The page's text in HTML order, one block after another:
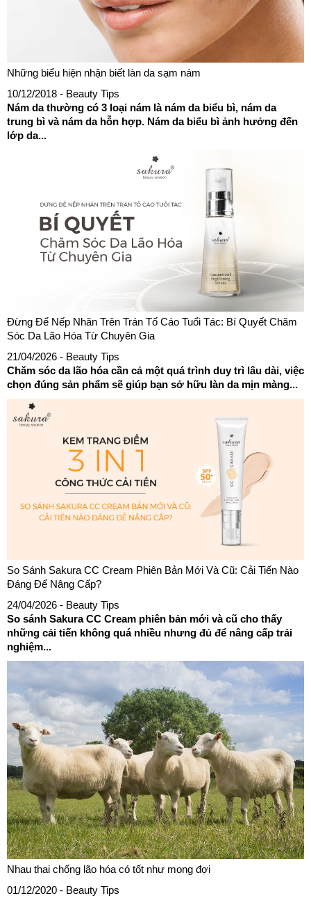
Những biểu hiện nhận biết làn da sạm nám
10/12/2018 - Beauty Tips
Nám da thường có 3 loại nám là nám da biểu bì, nám da
trung bì và nám da hỗn hợp. Nám da biểu bì ảnh hưởng đến
lớp da...
Đừng Để Nếp Nhăn Trên Trán Tố Cáo Tuổi Tác: Bí Quyết Chăm
Sóc Da Lão Hóa Từ Chuyên Gia
21/04/2026 - Beauty Tips
Chăm sóc da lão hóa cần cả một quá trình duy trì lâu dài, việc
chọn đúng sản phẩm sẽ giúp bạn sở hữu làn da mịn màng...
So Sánh Sakura CC Cream Phiên Bản Mới Và Cũ: Cải Tiến Nào
Đáng Để Nâng Cấp?
24/04/2026 - Beauty Tips
So sánh Sakura CC Cream phiên bản mới và cũ cho thấy
những cải tiến không quá nhiều nhưng đủ để nâng cấp trải
nghiệm...
Nhau thai chống lão hóa có tốt như mong đợi
01/12/2020 - Beauty Tips